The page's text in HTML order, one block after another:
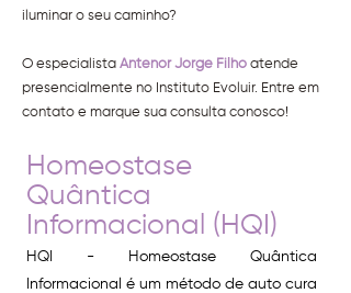
iluminar o seu caminho?
O especialista Antenor Jorge Filho atende
presencialmente no Instituto Evoluir. Entre em
contato e marque sua consulta conosco!
Homeostase
Quântica
Informacional (HQI)
HQI - Homeostase Quântica
Informacional é um método de auto cura